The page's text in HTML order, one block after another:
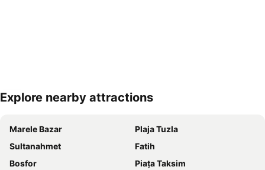
Explore nearby attractions
Marele Bazar
Plaja Tuzla
Sultanahmet
Fatih
Bosfor
Piaţa Taksim